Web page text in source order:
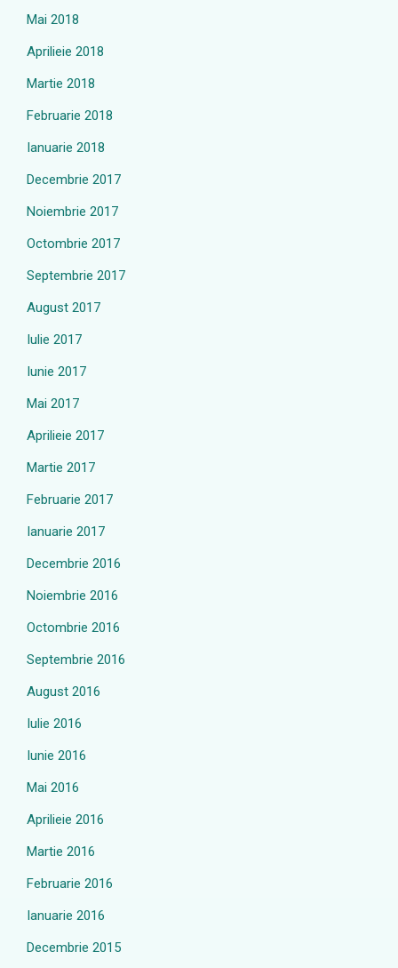
Mai 2018
Aprilieie 2018
Martie 2018
Februarie 2018
Ianuarie 2018
Decembrie 2017
Noiembrie 2017
Octombrie 2017
Septembrie 2017
August 2017
Iulie 2017
Iunie 2017
Mai 2017
Aprilieie 2017
Martie 2017
Februarie 2017
Ianuarie 2017
Decembrie 2016
Noiembrie 2016
Octombrie 2016
Septembrie 2016
August 2016
Iulie 2016
Iunie 2016
Mai 2016
Aprilieie 2016
Martie 2016
Februarie 2016
Ianuarie 2016
Decembrie 2015